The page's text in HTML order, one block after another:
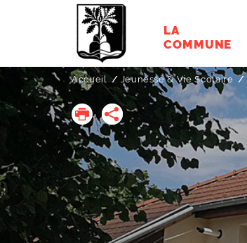
LA
COMMUNE
Accueil Jeunesse & Vie Scolaire